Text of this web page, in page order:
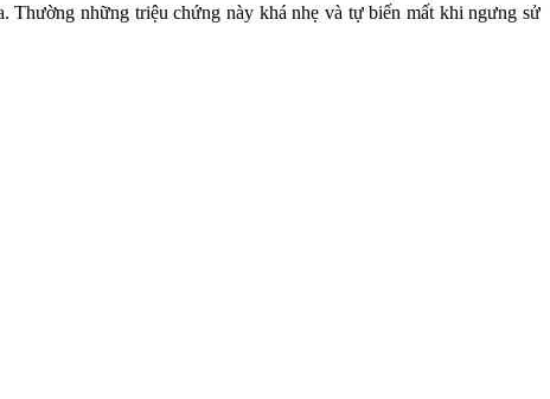
những triệu chứng này khá nhẹ và tự biến mất khi ngưng sử